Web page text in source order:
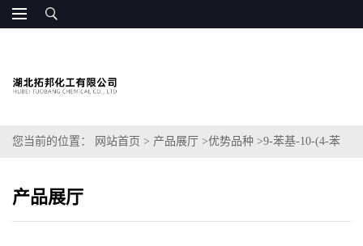
您当前的位置： 网站首页 > 产品展厅 >优势品种 >9-苯基-10-(4-苯
产品展厅